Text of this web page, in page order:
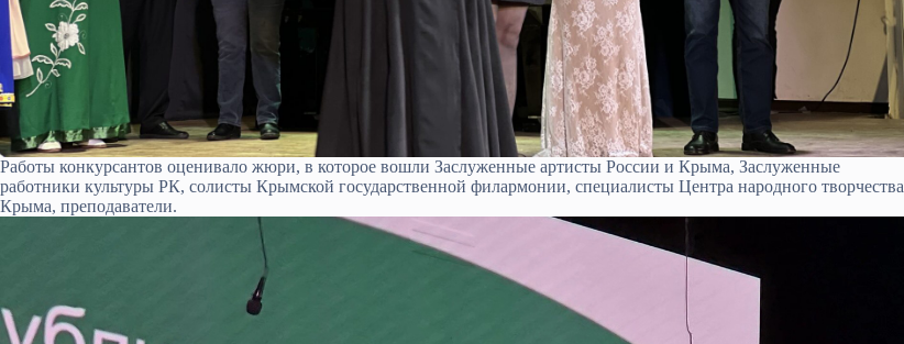
Работы конкурсантов оценивало жюри, в которое вошли Заслуженные артисты России и Крыма, Заслуженные
работники культуры РК, солисты Крымской государственной филармонии, специалисты Центра народного творчества
Крыма, преподаватели.